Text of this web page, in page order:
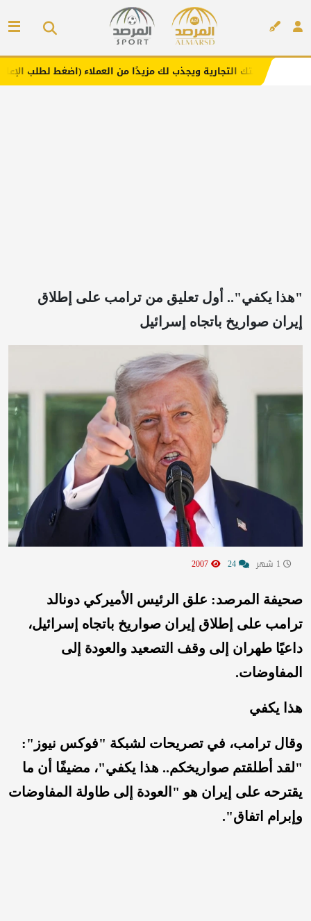
ويجذب لك مزيدًا من العملاء (اضغط لطلب الإعلان)
"هذا يكفي".. أول تعليق من ترامب على إطلاق
إيران صواريخ باتجاه إسرائيل
صحيفة المرصد: علق الرئيس الأميركي دونالد
ترامب على إطلاق إيران صواريخ باتجاه إسرائيل،
داعيًا طهران إلى وقف التصعيد والعودة إلى
المفاوضات.
هذا يكفي
وقال ترامب، في تصريحات لشبكة "فوكس نيوز":
"لقد أطلقتم صواريخكم.. هذا يكفي"، مضيفًا أن ما
يقترحه على إيران هو "العودة إلى طاولة المفاوضات
وإبرام اتفاق".